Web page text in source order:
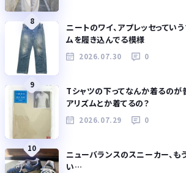
8
ニートのワイ、アプレッセってい
ムを履き込んでる模様
2026.07.30 0
9
Tシャツの下ってなんか着るのが
アリズムとか着てるの？
2026.07.29 0
10
ニューバランスのスニーカー、
い…